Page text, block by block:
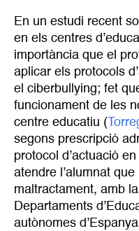
En un estudi recent
en els centres
importància que el
aplicar els protocols
el ciberbullying; fet
funcionament de les
centre educatiu (
segons prescripció
protocol d’actuació
atendre l’alumnat
maltractament, amb
Departaments
autònomes